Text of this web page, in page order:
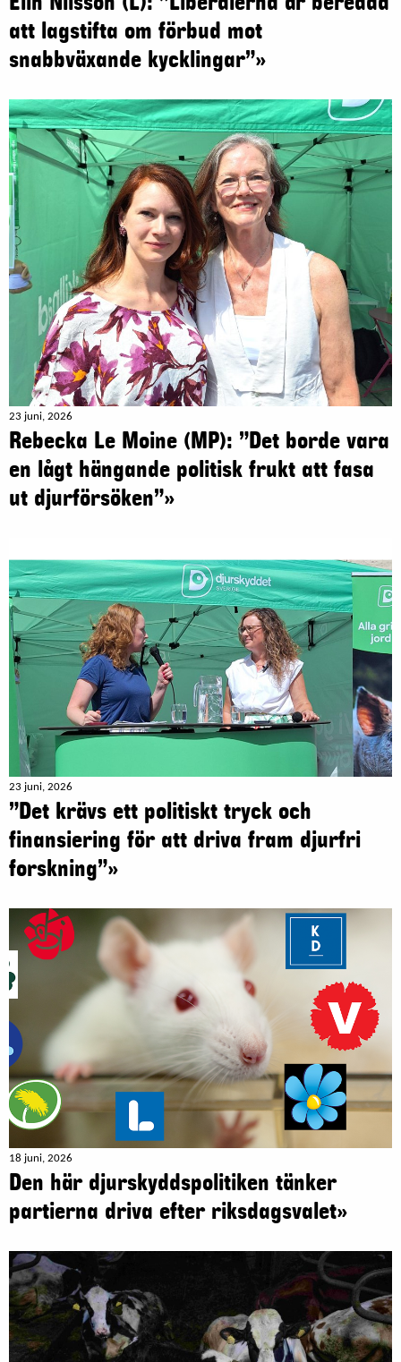
att lagstifta om förbud mot
snabbväxande kycklingar”»
23 juni, 2026
Rebecka Le Moine (MP): ”Det borde vara
en lågt hängande politisk frukt att fasa
ut djurförsöken”»
23 juni, 2026
”Det krävs ett politiskt tryck och
finansiering för att driva fram djurfri
forskning”»
18 juni, 2026
Den här djurskyddspolitiken tänker
partierna driva efter riksdagsvalet»